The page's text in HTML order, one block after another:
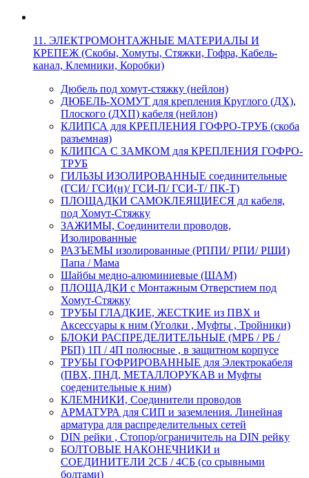
11. ЭЛЕКТРОМОНТАЖНЫЕ МАТЕРИАЛЫ И
КРЕПЕЖ (Скобы, Хомуты, Стяжки, Гофра, Кабель-
канал, Клемники, Коробки)
Дюбель под хомут-стяжку (нейлон)
ДЮБЕЛЬ-ХОМУТ для крепления Круглого (ДХ),
Плоского (ДХП) кабеля (нейлон)
КЛИПСА для КРЕПЛЕНИЯ ГОФРО-ТРУБ (скоба
разъемная)
КЛИПСА С ЗАМКОМ для КРЕПЛЕНИЯ ГОФРО-
ТРУБ
ГИЛЬЗЫ ИЗОЛИРОВАННЫЕ соединительные
(ГСИ/ ГСИ(н)/ ГСИ-П/ ГСИ-Т/ ПК-Т)
ПЛОЩАДКИ САМОКЛЕЯЩИЕСЯ дл кабеля,
под Хомут-Стяжку
ЗАЖИМЫ, Соединители проводов,
Изолированные
РАЗЪЕМЫ изолированные (РППИ/ РПИ/ РШИ)
Папа / Мама
Шайбы медно-алюминиевые (ШАМ)
ПЛОЩАДКИ с Монтажным Отверстием под
Хомут-Стяжку
ТРУБЫ ГЛАДКИЕ, ЖЕСТКИЕ из ПВХ и
Аксессуары к ним (Уголки , Муфты , Тройники)
БЛОКИ РАСПРЕДЕЛИТЕЛЬНЫЕ (МРБ / РБ /
РБП) 1П / 4П полюсные , в защитном корпусе
ТРУБЫ ГОФРИРОВАННЫЕ для Электрокабеля
(ПВХ, ПНД, МЕТАЛЛОРУКАВ и Муфты
соеденительные к ним)
КЛЕМНИКИ, Соединители проводов
АРМАТУРА для СИП и заземления. Линейная
арматура для распределительных сетей
DIN рейки , Стопор/ограничитель на DIN рейку
БОЛТОВЫЕ НАКОНЕЧНИКИ и
СОЕДИНИТЕЛИ 2СБ / 4СБ (со срывными
болтами)